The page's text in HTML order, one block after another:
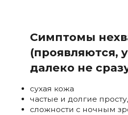
Симптомы
(проявляются,
далеко не
сухая кожа
частые и долгие
сложности с ночным